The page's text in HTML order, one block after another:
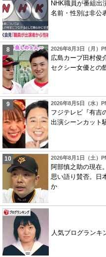
NHK職員が番組出
名前・性別は非公
2026年8月3日（月）
広島カープ田村俊
セクシー女優との
2026年8月5日（水）
フジテレビ『有吉
出演シーンカット
2026年8月1日（土）
阿部慎之助の現在
思い語り賛否。日
か
人気ブログランキ